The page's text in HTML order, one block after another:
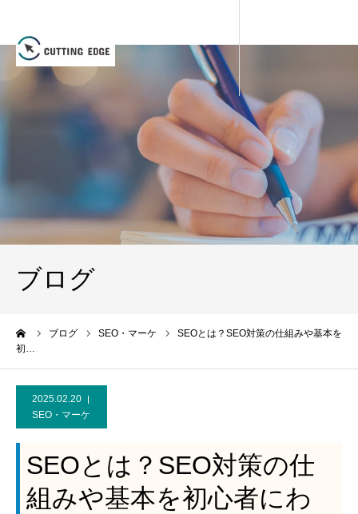
ブログ
ブログ SEO・マーケ
SEOとは？SEO対策の仕組みや基本を
初…
2025.02.20
SEO・マーケ
SEOとは？SEO対策の仕
組みや基本を初心者にわ